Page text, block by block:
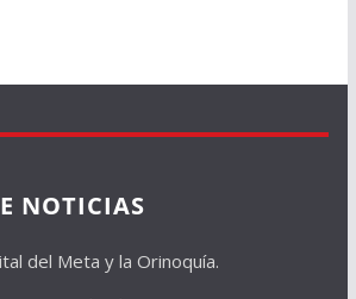
NOTICIAS
del Meta y la Orinoquía.